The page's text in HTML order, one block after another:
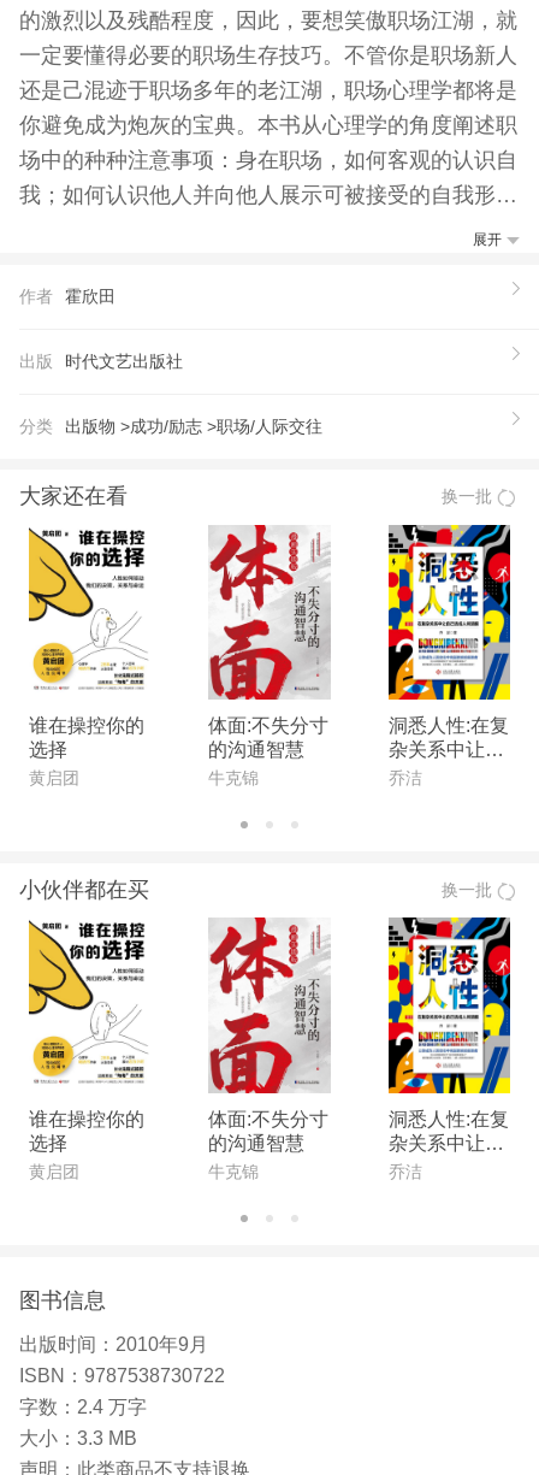
的激烈以及残酷程度，因此，要想笑傲职场江湖，就
一定要懂得必要的职场生存技巧。不管你是职场新人
还是己混迹于职场多年的老江湖，职场心理学都将是
你避免成为炮灰的宝典。本书从心理学的角度阐述职
场中的种种注意事项：身在职场，如何客观的认识自
我；如何认识他人并向他人展示可被接受的自我形
象；或喜或厌的人际关系；人际交往中表情是如何参
务上的那点事以及职场潜伏的人脉法则：了解了这
便不再是一件难事。成功来自99％的努力和1%的机
书还有一些幽默的职场故事，是一本绝不枯燥的职场
展开
作者 霍欣田
出版 时代文艺出版社
分类 出版物 >成功/励志 >职场/人际交往
大家还在看 换一批
谁在操控你的
选择
黄启团
体面:不失分寸
的沟通智慧
牛克锦
洞悉人性:在复
杂关系中让自
己活成人间清
乔洁
小伙伴都在买 换一批
谁在操控你的
选择
黄启团
体面:不失分寸
的沟通智慧
牛克锦
洞悉人性:在复
杂关系中让自
己活成人间清
乔洁
图书信息
出版时间： 2010年9月
ISBN： 9787538730722
字数： 2.4 万字
大小： 3.3 MB
声明： 此类商品不支持退换